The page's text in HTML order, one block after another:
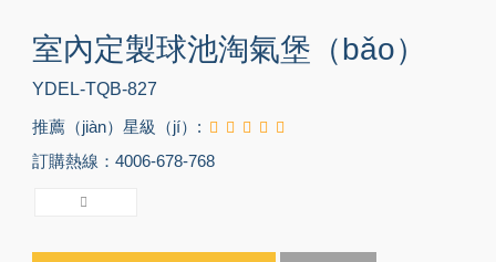
室內定製球池淘氣堡（bǎo）
YDEL-TQB-827
推薦（jiàn）星級（jí）:
訂購熱線：4006-678-768